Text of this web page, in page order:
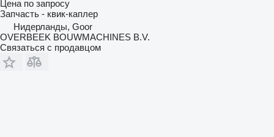
Цена по запросу
Запчасть - квик-каплер
Нидерланды, Goor
OVERBEEK BOUWMACHINES B.V.
Связаться с продавцом